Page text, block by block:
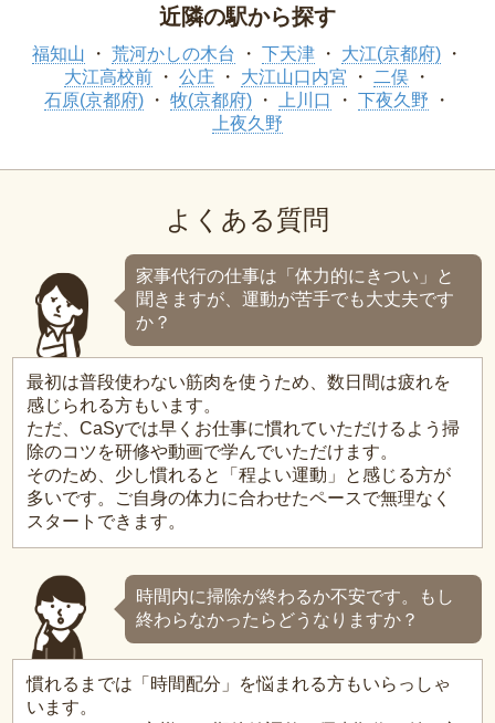
近隣の駅から探す
福知山 荒河かしの木台 下天津
大江(京都府)
大江高校前
公庄 大江山口内宮
二俣
石原(京都府)
牧(京都府) 上川口
下夜久野
上夜久野
よくある質問
家事代行の仕事は「体力的にきつい」と
聞きますが、運動が苦手でも大丈夫です
か？
最初は普段使わない筋肉を使うため、数日間は疲れを
感じられる方もいます。
ただ、CaSyでは早くお仕事に慣れていただけるよう掃
除のコツを研修や動画で学んでいただけます。
そのため、少し慣れると「程よい運動」と感じる方が
多いです。ご自身の体力に合わせたペースで無理なく
スタートできます。
時間内に掃除が終わるか不安です。もし
終わらなかったらどうなりますか？
慣れるまでは「時間配分」を悩まれる方もいらっしゃ
います。